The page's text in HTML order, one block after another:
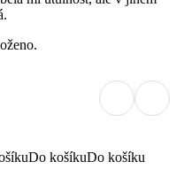
Do košíkuDo košíku